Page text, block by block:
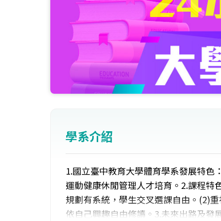
學系介紹
1.國立臺中教育大學體育學系發展特
運動健康休閒管理人才培育。2.課程
規劃有系統，學生交叉選課自由。(2)
依自己興趣自由修讀。3.未來出路及發